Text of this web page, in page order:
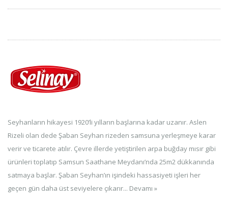
Seyhanların hikayesi 1920’li yılların başlarına kadar uzanır. Aslen
Rizeli olan dede Şaban Seyhan rizeden samsuna yerleşmeye karar
verir ve ticarete atılır. Çevre illerde yetiştirilen arpa buğday mısır gibi
ürünleri toplatıp Samsun Saathane Meydanı’nda 25m2 dükkanında
satmaya başlar. Şaban Seyhan’ın işindeki hassasiyeti işleri her
geçen gün daha üst seviyelere çıkarır... Devamı »